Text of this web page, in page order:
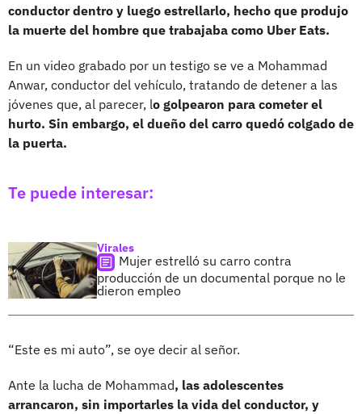
conductor dentro y luego estrellarlo, hecho que produjo
la muerte del hombre que trabajaba como Uber Eats.
En un video grabado por un testigo se ve a Mohammad
Anwar, conductor del vehículo, tratando de detener a las
jóvenes que, al parecer, lo golpearon para cometer el
hurto. Sin embargo, el dueño del carro quedó colgado de
la puerta.
Te puede interesar:
Virales
Mujer estrelló su carro contra
producción de un documental porque no le
dieron empleo
“Este es mi auto”, se oye decir al señor.
Ante la lucha de Mohammad, las adolescentes
arrancaron, sin importarles la vida del conductor, y